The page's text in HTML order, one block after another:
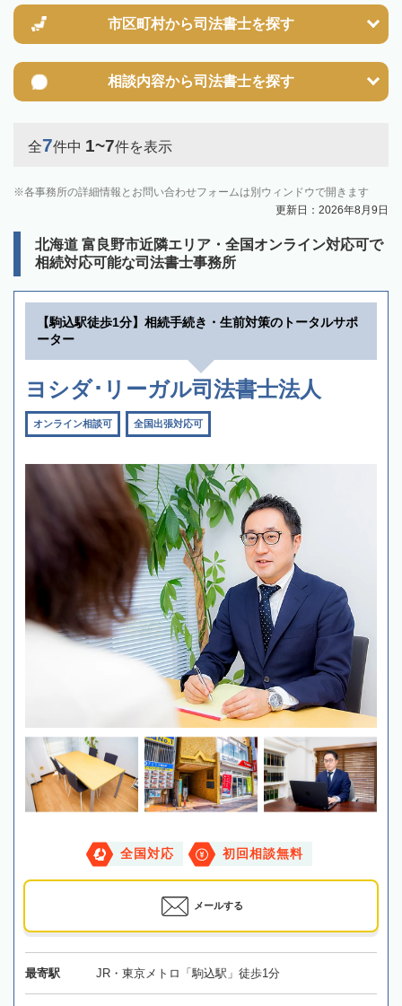
市区町村から司法書士を探す
相談内容から司法書士を探す
全7件中 1~7件を表示
各事務所の詳細情報とお問い合わせフォームは別ウィンドウで開きます
更新日：2026年8月9日
北海道 富良野市近隣エリア・全国オンライン対応可で
相続対応可能な司法書士事務所
【駒込駅徒歩1分】相続手続き・生前対策のトータルサポ
ーター
ヨシダ･リーガル司法書士法人
オンライン相談可 全国出張対応可
全国対応 初回相談無料
メールする
最寄駅 JR・東京メトロ「駒込駅」徒歩1分